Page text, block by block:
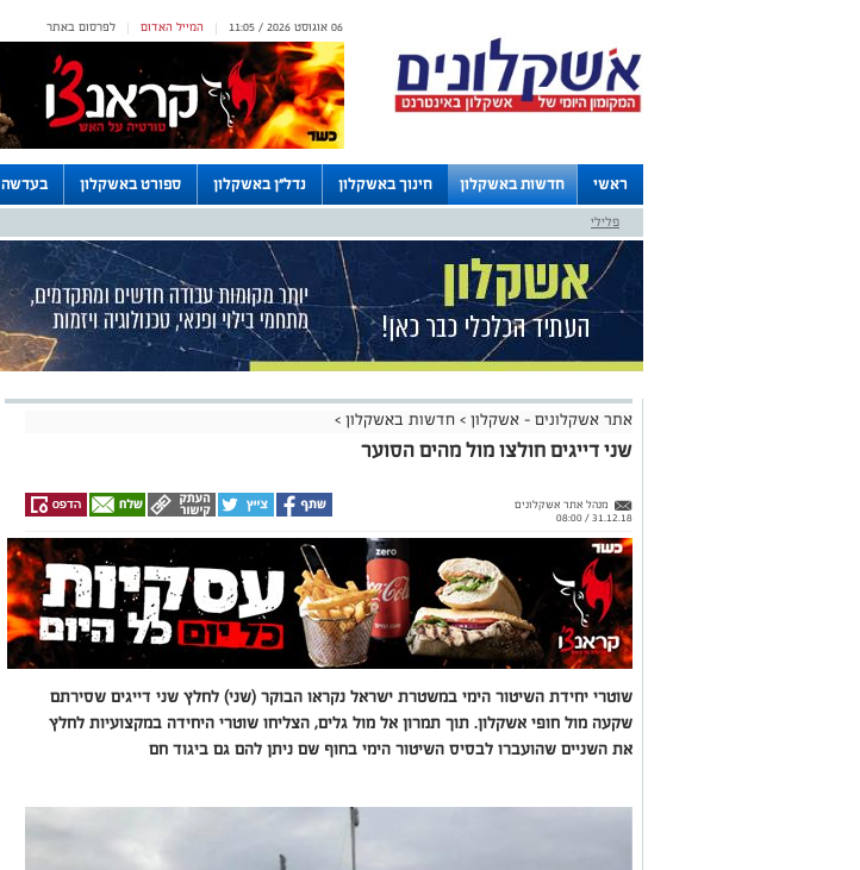
לפרסום באתר | המייל האדום | 06 אוגוסט 2026 / 11:05
ראשי חדשות באשקלון חינוך באשקלון נדל"ן באשקלון ספורט באשקלון בעדשה
לוחות
פלילי
אתר אשקלונים - אשקלון > חדשות באשקלון >
שני דייגים חולצו מול מהים הסוער
מנהל אתר אשקלונים
31.12.18 / 08:00
שוטרי יחידת השיטור הימי במשטרת ישראל נקראו הבוקר (שני) לחלץ שני דייגים שסירתם
שקעה מול חופי אשקלון. תוך תמרון אל מול גלים, הצליחו שוטרי היחידה במקצועיות לחלץ
את השניים שהועברו לבסיס השיטור הימי בחוף שם ניתן להם גם ביגוד חם